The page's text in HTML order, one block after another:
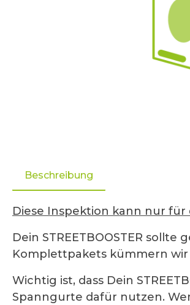
Beschreibung
Diese Inspektion kann nur für
Dein STREETBOOSTER
Komplettpakets kümmern wir
Wichtig ist, dass Dein
Spanngurte dafür nutzen.